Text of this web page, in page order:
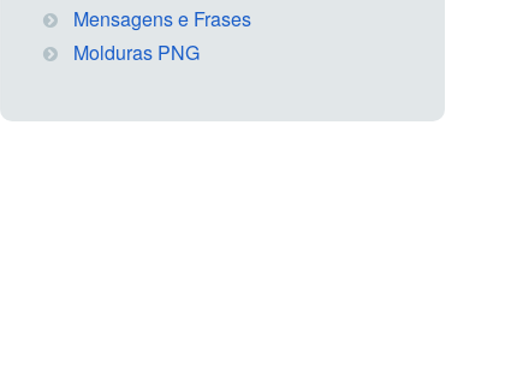
Mensagens e Frases
Molduras PNG